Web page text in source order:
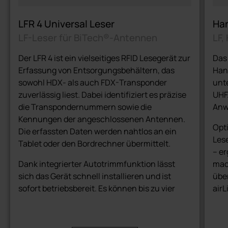
LFR 4 Universal Leser
Der LFR 4 ist ein vielseitiges RFID Lesegerät zur
Erfassung von Entsorgungsbehältern, das
sowohl HDX- als auch FDX-Transponder
zuverlässig liest. Dabei identifiziert es präzise
die Transpondernummern sowie die
Kennungen der angeschlossenen Antennen.
Die erfassten Daten werden nahtlos an ein
Tablet oder den Bordrechner übermittelt.
Dank integrierter Autotrimmfunktion lässt
sich das Gerät schnell installieren und ist
sofort betriebsbereit. Es können bis zu vier
Bodyantennen ist problemlos möglich.
–